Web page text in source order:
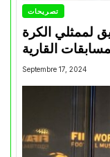
تصريحات
لممثلي الكرة
Septembre 17, 2024